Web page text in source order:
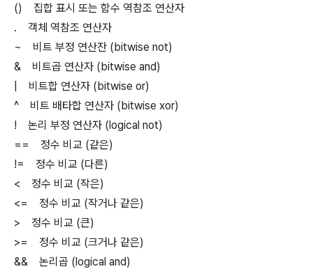
() 집합 표시 또는 함수 역참조 연산자
. 객체 역참조 연산자
~ 비트 부정 연산잔 (bitwise not)
& 비트곱 연산자 (bitwise and)
| 비트합 연산자 (bitwise or)
^ 비트 배타합 연산자 (bitwise xor)
! 논리 부정 연산자 (logical not)
== 정수 비교 (같은)
!= 정수 비교 (다른)
< 정수 비교 (작은)
<= 정수 비교 (작거나 같은)
> 정수 비교 (큰)
>= 정수 비교 (크거나 같은)
&& 논리곱 (logical and)